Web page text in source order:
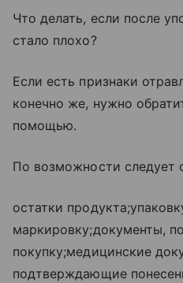
Что делать, если после
стало плохо?
Если есть признаки
конечно же, нужно
помощью.
По возможности следует
остатки
маркировку;документы,
покупку;медицинские
подтверждающие